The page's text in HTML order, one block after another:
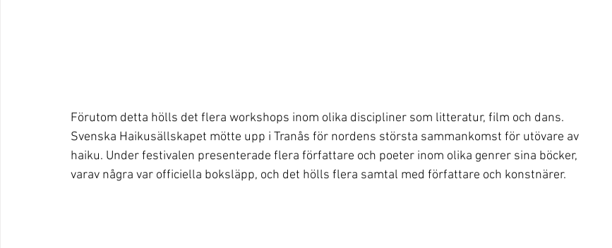
Förutom detta hölls det flera workshops inom olika discipliner som litteratur, film och dans.
Svenska Haikusällskapet mötte upp i Tranås för nordens största sammankomst för utövare av
haiku. Under festivalen presenterade flera författare och poeter inom olika genrer sina böcker,
varav några var officiella boksläpp, och det hölls flera samtal med författare och konstnärer.